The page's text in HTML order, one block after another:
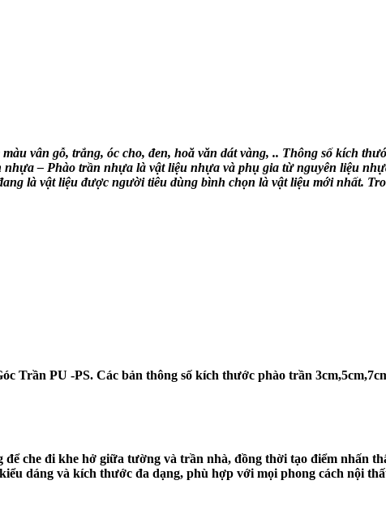
vân gỗ, trắng, óc cho, đen, hoă văn dát vàng, .. Thông số kích
– Phào trần nhựa là vật liệu nhựa và phụ gia từ nguyên liệu
là vật liệu được người tiêu dùng bình chọn là vật liệu mới nhất.
Trần PU -PS. Các bản thông số kích thước phào trần
che đi khe hở giữa tường và trần nhà, đồng thời tạo điểm nhấn
dáng và kích thước đa dạng, phù hợp với mọi phong cách nội